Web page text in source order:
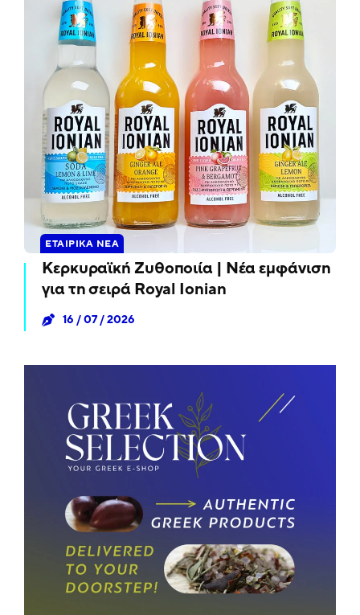
ΕΤΑΙΡΙΚΆ ΝΈΑ
Κερκυραϊκή Ζυθοποιία | Νέα εμφάνιση
για τη σειρά Royal Ionian
16 / 07 / 2026